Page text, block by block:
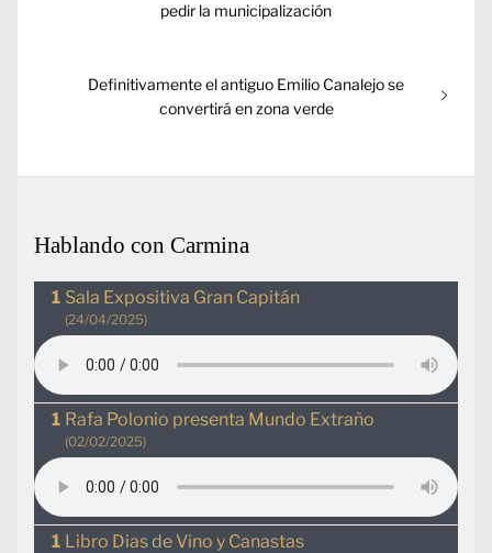
pedir la municipalización
Entrada
Definitivamente el antiguo Emilio Canalejo se
convertirá en zona verde
Hablando con Carmina
Sala Expositiva Gran Capitán
(24/04/2025)
Rafa Polonio presenta Mundo Extraño
(02/02/2025)
Libro Dias de Vino y Canastas